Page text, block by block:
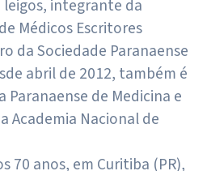
integrante da
Médicos Escritores
da Sociedade Paranaense
abril de 2012, também é
Paranaense de Medicina e
Academia Nacional de
70 anos, em Curitiba (PR),